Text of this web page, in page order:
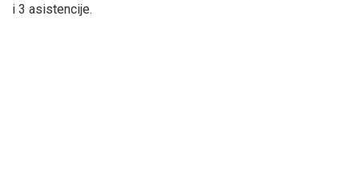
i 3 asistencije.